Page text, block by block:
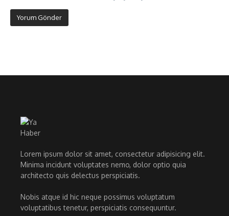
Lorem ipsum dolor sit amet, consectetur adipisicing elit.
Minima incidunt voluptates nemo, dolor optio quia
architecto quis delectus perspiciatis.
Nobis atque id hic neque possimus voluptatum
voluptatibus tenetur, perspiciatis consequuntur.